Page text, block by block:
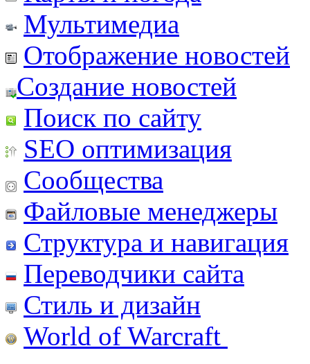
Мультимедиа
Отображение новостей
Создание новостей
Поиск по сайту
SEO оптимизация
Сообщества
Файловые менеджеры
Структура и навигация
Переводчики сайта
Стиль и дизайн
World of Warcraft